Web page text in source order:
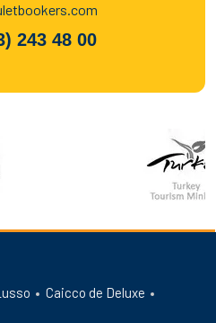
243 48 00
Caicco de Deluxe